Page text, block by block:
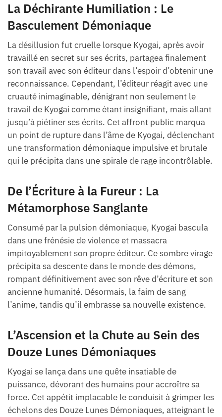
La Déchirante Humiliation : Le
Basculement Démoniaque
La désillusion fut cruelle lorsque Kyogai, après avoir
travaillé en secret sur ses écrits, partagea finalement
son travail avec son éditeur dans l’espoir d’obtenir une
reconnaissance. Cependant, l’éditeur réagit avec une
cruauté inimaginable, dénigrant non seulement le
travail de Kyogai comme étant insignifiant, mais allant
jusqu’à piétiner ses écrits. Cet affront public marqua
un point de rupture dans l’âme de Kyogai, déclenchant
une transformation démoniaque impulsive et brutale
qui le précipita dans une spirale de rage incontrôlable.
De l’Écriture à la Fureur : La
Métamorphose Sanglante
Consumé par la pulsion démoniaque, Kyogai bascula
dans une frénésie de violence et massacra
impitoyablement son propre éditeur. Ce sombre virage
précipita sa descente dans le monde des démons,
rompant définitivement avec son rêve d’écriture et son
ancienne humanité. Désormais, la faim de sang
l’anime, tandis qu’il embrasse sa nouvelle existence.
L’Ascension et la Chute au Sein des
Douze Lunes Démoniaques
Kyogai se lança dans une quête insatiable de
puissance, dévorant des humains pour accroître sa
force. Cet appétit implacable le conduisit à grimper les
échelons des Douze Lunes Démoniaques, atteignant le